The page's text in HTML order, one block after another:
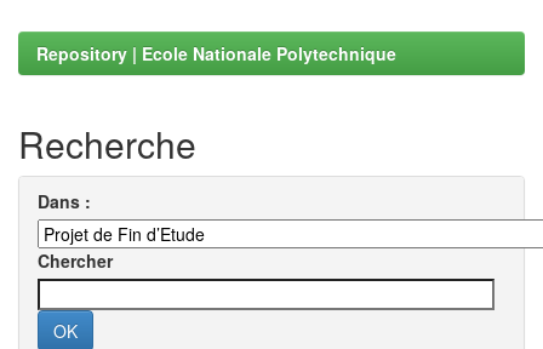
Repository | Ecole Nationale Polytechnique
Recherche
Dans :
Chercher